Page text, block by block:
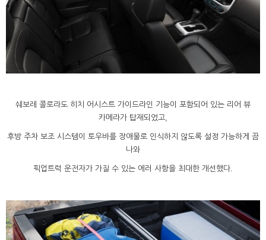
쉐보레 콜로라도 히치 어시스트 가이드라인 기능이 포함되어 있는 리어 뷰
카메라가 탑재되었고,
후방 주차 보조 시스템이 토우바를 장애물로 인식하지 않도록 설정 가능하게 끔
나와
픽업트럭 운전자가 가질 수 있는 에러 사항을 최대한 개선했다.